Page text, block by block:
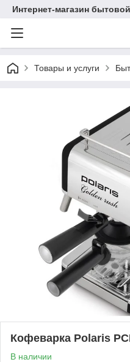
Интернет-магазин
Товары и услуги
Кофеварка Polaris
В наличии